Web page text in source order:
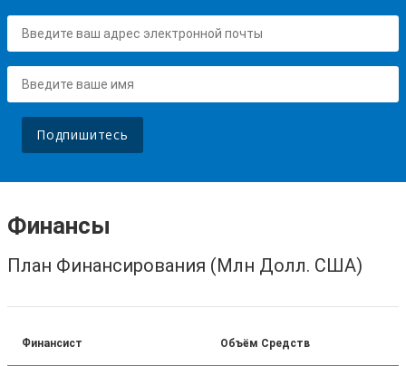
Подпишитесь
Финансы
План Финансирования (Млн Долл. США)
Финансист Объём Средств